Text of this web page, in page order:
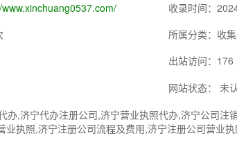
收录时间：
所属分类：收集
出站访问：176
网站状态： 未
办,济宁代办注册公司,济宁营业执照代办,济宁公司注
业执照,济宁注册公司流程及费用,济宁注册公司营业